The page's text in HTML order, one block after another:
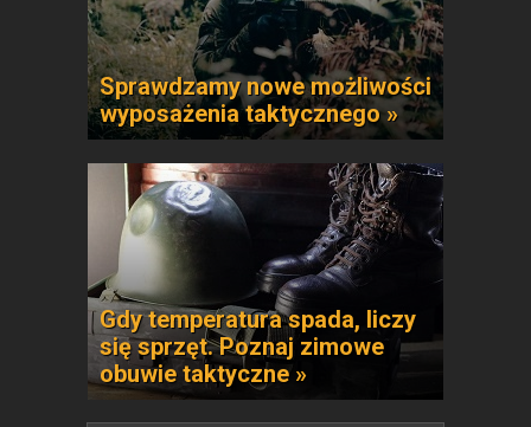
Sprawdzamy nowe możliwości
wyposażenia taktycznego »
Gdy temperatura spada, liczy
się sprzęt. Poznaj zimowe
obuwie taktyczne »